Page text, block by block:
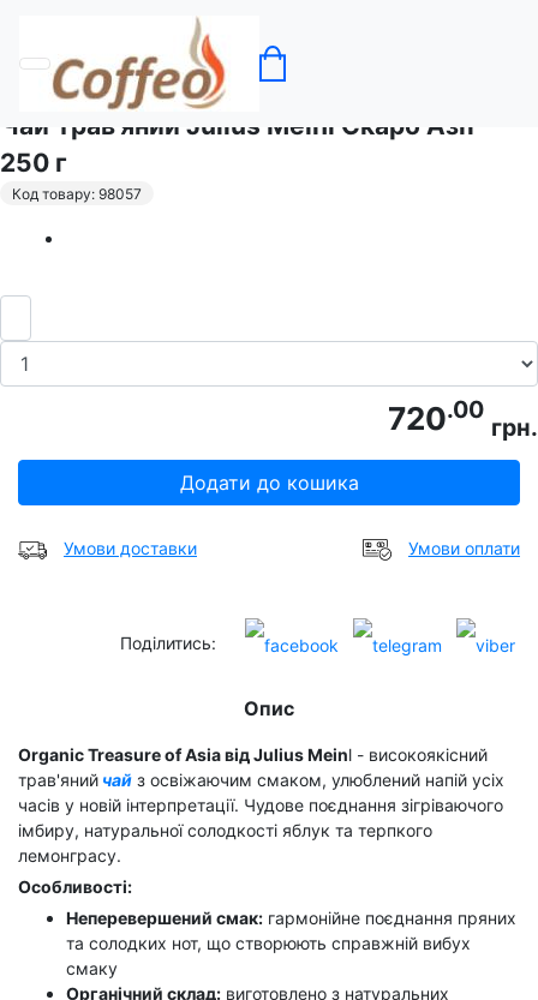
Чай Трав'яний Julius Meinl Скарб Азії -
250 г
Код товару: 98057
720.00
грн.
Додати до кошика
Умови доставки Умови оплати
Поділитись:
Опис
Organic Treasure of Asia від Julius Meinl - високоякісний
трав'яний чай з освіжаючим смаком, улюблений напій усіх
часів у новій інтерпретації. Чудове поєднання зігріваючого
імбиру, натуральної солодкості яблук та терпкого
лемонграсу.
Особливості:
Неперевершений смак: гармонійне поєднання пряних
та солодких нот, що створюють справжній вибух
смаку
Органічний склад: виготовлено з натуральних